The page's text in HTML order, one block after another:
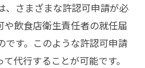
、さまざまな許認可申請が必
や飲食店衛生責任者の就任届
です。このような許認可申請
代行することが可能です。